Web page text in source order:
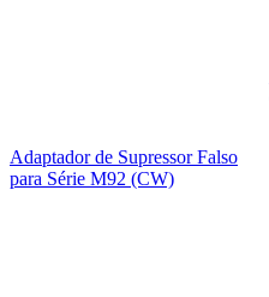
Adaptador de Supressor Falso
para Série M92 (CW)